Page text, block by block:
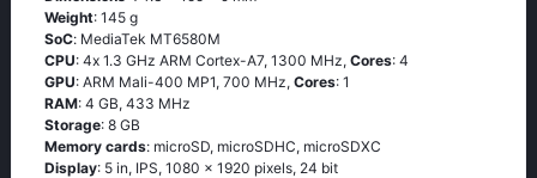
Weight: 145 g
SoC: МеdiаТеk МТ6580М
CPU: 4х 1.3 GНz АRМ Соrtех-А7, 1300 MHz, Cores: 4
GPU: ARM Mali-400 MP1, 700 MHz, Cores: 1
RAM: 4 GB, 433 MHz
Storage: 8 GB
Memory cards: microSD, microSDHC, microSDXC
Display: 5 in, IPS, 1080 x 1920 pixels, 24 bit